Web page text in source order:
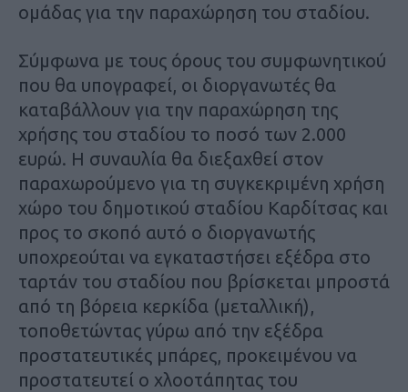
ομάδας για την παραχώρηση του σταδίου.
Σύμφωνα με τους όρους του συμφωνητικού
που θα υπογραφεί, οι διοργανωτές θα
καταβάλλουν για την παραχώρηση της
χρήσης του σταδίου το ποσό των 2.000
ευρώ. Η συναυλία θα διεξαχθεί στον
παραχωρούμενο για τη συγκεκριμένη χρήση
χώρο του δημοτικού σταδίου Καρδίτσας και
προς το σκοπό αυτό o διοργανωτής
υποχρεούται να εγκαταστήσει εξέδρα στο
ταρτάν του σταδίου που βρίσκεται μπροστά
από τη βόρεια κερκίδα (μεταλλική),
τοποθετώντας γύρω από την εξέδρα
προστατευτικές μπάρες, προκειμένου να
προστατευτεί ο χλοοτάπητας του